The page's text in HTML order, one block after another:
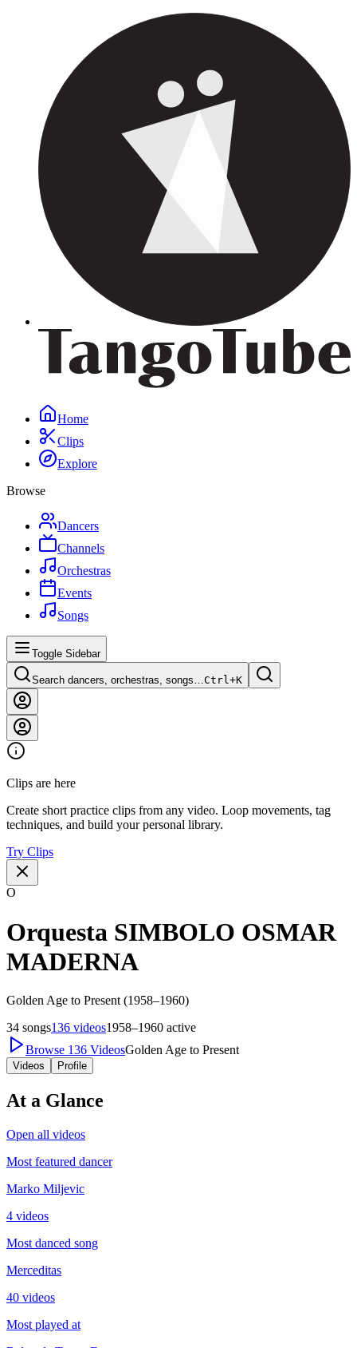
Home
Clips
Explore
Browse
Dancers
Channels
Orchestras
Events
Songs
Toggle Sidebar
Search dancers, orchestras, songs…Ctrl+K
Clips are here
Create short practice clips from any video. Loop movements, tag
techniques, and build your personal library.
Try Clips
O
Orquesta SIMBOLO OSMAR
MADERNA
Golden Age to Present (1958–1960)
34 songs136 videos1958–1960 active
Browse 136 VideosGolden Age to Present
Videos Profile
At a Glance
Open all videos
Most featured dancer
Marko Miljevic
4 videos
Most danced song
Merceditas
40 videos
Most played at